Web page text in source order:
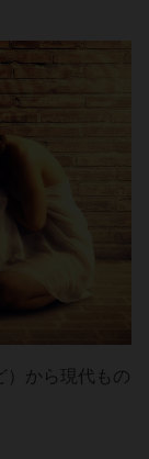
）から現代もの